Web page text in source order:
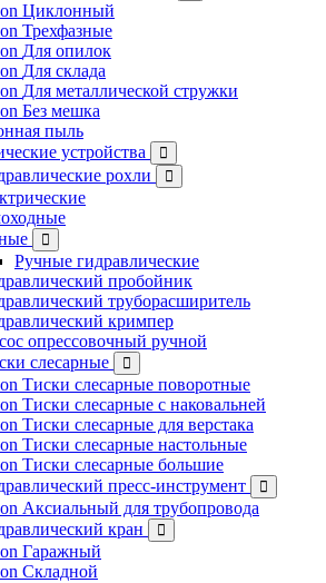
Циклонный
Трехфазные
Для опилок
Для склада
Для металлической стружки
Без мешка
пыль
устройства
рохли
Ручные гидравлические
пробойник
труборасширитель
кримпер
опрессовочный ручной
слесарные
Тиски слесарные поворотные
Тиски слесарные с наковальней
Тиски слесарные для верстака
Тиски слесарные настольные
Тиски слесарные большие
пресс-инструмент
Аксиальный для трубопровода
кран
Гаражный
Складной